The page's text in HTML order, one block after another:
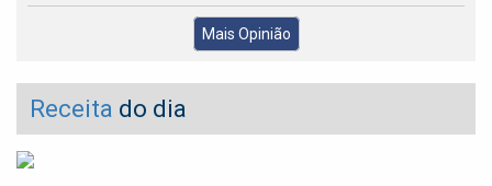
Mais Opinião
Receita do dia